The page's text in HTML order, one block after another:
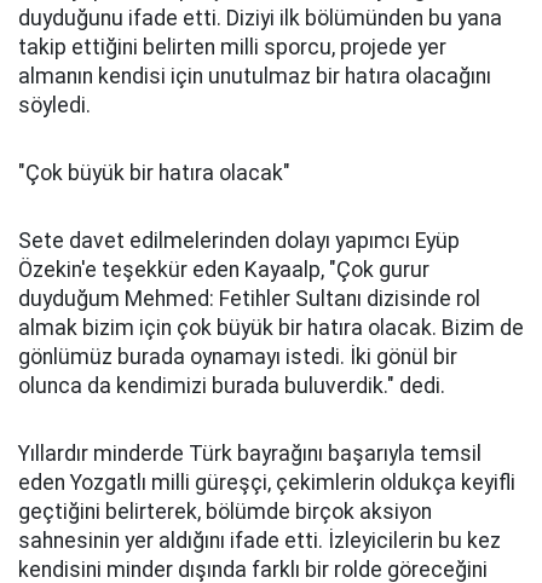
duyduğunu ifade etti. Diziyi ilk bölümünden bu yana
takip ettiğini belirten milli sporcu, projede yer
almanın kendisi için unutulmaz bir hatıra olacağını
söyledi.
"Çok büyük bir hatıra olacak"
Sete davet edilmelerinden dolayı yapımcı Eyüp
Özekin'e teşekkür eden Kayaalp, "Çok gurur
duyduğum Mehmed: Fetihler Sultanı dizisinde rol
almak bizim için çok büyük bir hatıra olacak. Bizim de
gönlümüz burada oynamayı istedi. İki gönül bir
olunca da kendimizi burada buluverdik." dedi.
Yıllardır minderde Türk bayrağını başarıyla temsil
eden Yozgatlı milli güreşçi, çekimlerin oldukça keyifli
geçtiğini belirterek, bölümde birçok aksiyon
sahnesinin yer aldığını ifade etti. İzleyicilerin bu kez
kendisini minder dışında farklı bir rolde göreceğini